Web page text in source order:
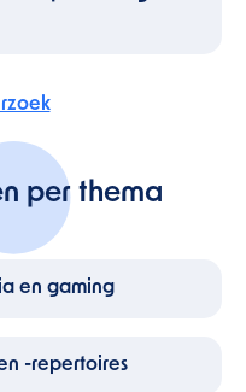
per thema
en gaming
-repertoires